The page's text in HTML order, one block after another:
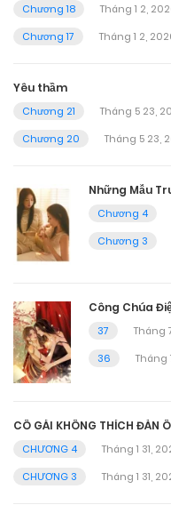
Chương 18
Tháng 1 2,
Chương 17
Tháng 1 2,
Yêu thầm
Chương 21
Tháng 5 23,
Chương 20
Tháng 5 23,
Những Mẫu
Chương 4
Chương 3
Công Chúa
37
Tháng
36
Tháng
CÔ GÁI KHÔNG THÍCH ĐÀN
CHƯƠNG 4
Tháng 1 31,
CHƯƠNG 3
Tháng 1 31,